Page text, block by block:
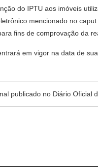
do IPTU aos imóveis
mencionado no
fins de comprovação da
em vigor na data de
publicado no Diário Oficial